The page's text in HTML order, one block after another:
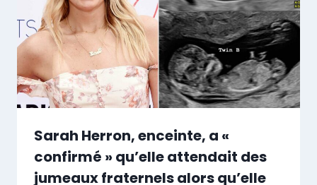
Sarah Herron, enceinte, a «
confirmé » qu’elle attendait des
jumeaux fraternels alors qu’elle